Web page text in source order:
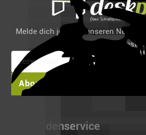
Melde dich jetzt für unseren
auf deine erste
Abonnieren
Kundenservice